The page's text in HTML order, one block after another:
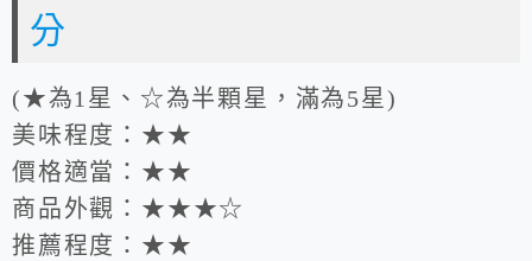
分
(★為1星、☆為半顆星，滿為5星)
美味程度：★★
價格適當：★★
商品外觀：★★★☆
推薦程度：★★